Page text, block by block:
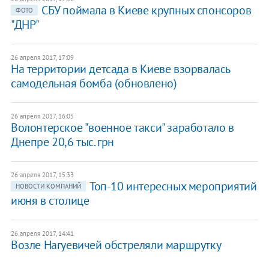
ФОТО
СБУ поймала в Киеве крупных спонсоров
"ДНР"
26 апреля 2017, 17:09
На территории детсада в Киеве взорвалась
самодельная бомба (обновлено)
26 апреля 2017, 16:05
Волонтерское "военное такси" заработало в
Днепре 20,6 тыс. грн
26 апреля 2017, 15:33
НОВОСТИ КОМПАНИЙ
Топ-10 интересных мероприятий
июня в столице
26 апреля 2017, 14:41
​Возле Нагуевичей обстреляли маршрутку